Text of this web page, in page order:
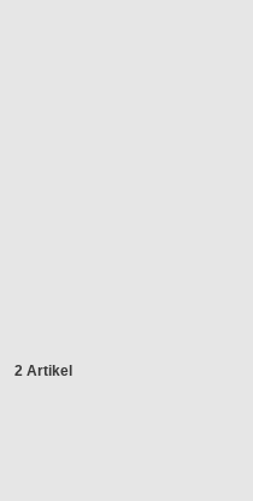
2 Artikel